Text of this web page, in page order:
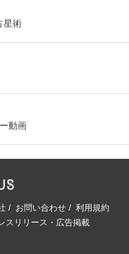
星術
動画
お問い合わせ
利用規約
スリリース・広告掲載